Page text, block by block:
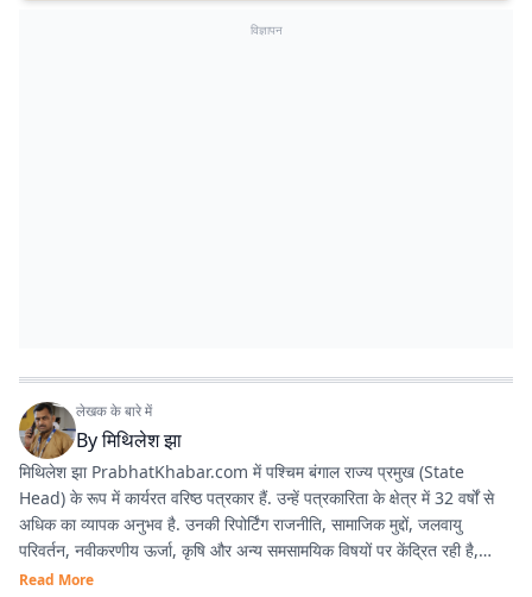
विज्ञापन
लेखक के बारे में
Byमिथिलेश झा
मिथिलेश झा PrabhatKhabar.com में पश्चिम बंगाल राज्य प्रमुख (State
Head) के रूप में कार्यरत वरिष्ठ पत्रकार हैं. उन्हें पत्रकारिता के क्षेत्र में 32 वर्षों से
अधिक का व्यापक अनुभव है. उनकी रिपोर्टिंग राजनीति, सामाजिक मुद्दों, जलवायु
परिवर्तन, नवीकरणीय ऊर्जा, कृषि और अन्य समसामयिक विषयों पर केंद्रित रही है,
जिससे वे क्षेत्रीय पत्रकारिता में एक विश्वसनीय और प्रामाणिक पत्रकार के रूप में
Read More